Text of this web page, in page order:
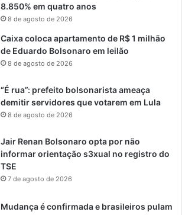
8.850% em quatro anos
8 de agosto de 2026
Caixa coloca apartamento de R$ 1 milhão
de Eduardo Bolsonaro em leilão
8 de agosto de 2026
“É rua”: prefeito bolsonarista ameaça
demitir servidores que votarem em Lula
8 de agosto de 2026
Jair Renan Bolsonaro opta por não
informar orientação s3xual no registro do
TSE
7 de agosto de 2026
Mudança é confirmada e brasileiros pulam